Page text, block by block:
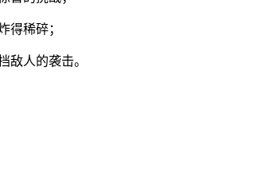
得稀碎；
敌人的袭击。